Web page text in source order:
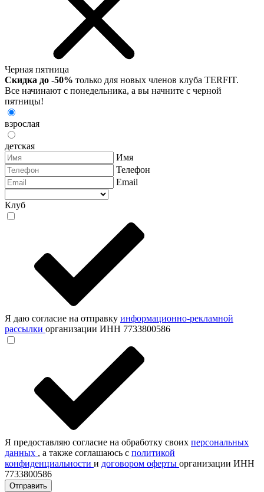
Черная пятница
Скидка до -50% только для новых членов клуба TERFIT.
Все начинают с понедельника, а вы начните с черной
пятницы!
взрослая
детская
Имя
Телефон
Email
Клуб
Я даю согласие на отправку информационно-рекламной
рассылки организации ИНН 7733800586
Я предоставляю согласие на обработку своих персональных
данных , а также соглашаюсь с политикой
конфиденциальности и договором оферты организации ИНН
7733800586
Отправить